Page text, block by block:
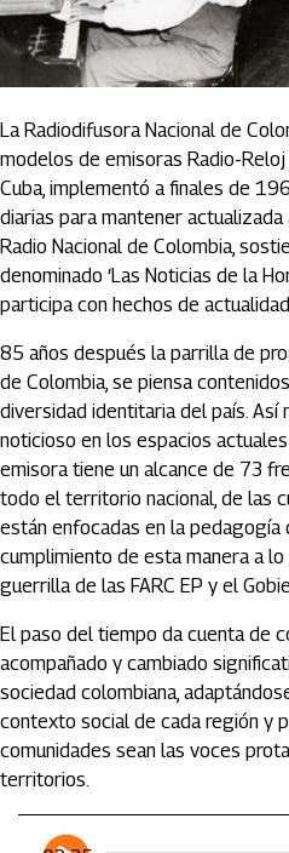
La Radiodifusora Nacional de
modelos de emisoras Radio-Reloj
Cuba, implementó a finales de
diarias para mantener actualizada
Radio Nacional de Colombia,
denominado ‘Las Noticias de la
participa con hechos de
85 años después la parrilla de
de Colombia, se piensa
diversidad identitaria del país. Así
noticioso en los espacios
emisora tiene un alcance de 73
todo el territorio nacional, de las
están enfocadas en la pedagogía
cumplimiento de esta manera a
guerrilla de las FARC EP y el
El paso del tiempo da cuenta de
acompañado y cambiado
sociedad colombiana,
contexto social de cada región y
comunidades sean las voces
territorios.
Artículos Player
Player Articulos